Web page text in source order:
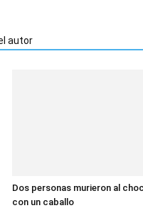
autor
Dos personas murieron al
con un caballo